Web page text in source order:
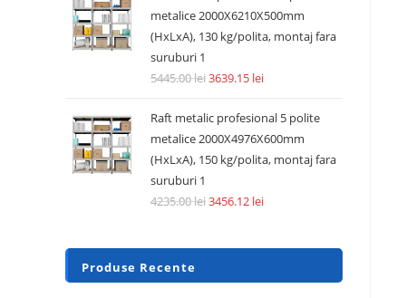
metalice 2000X6210X500mm
(HxLxA), 130 kg/polita, montaj fara
suruburi 1
5445.00lei3639.15 lei
Raft metalic profesional 5 polite
metalice 2000X4976X600mm
(HxLxA), 150 kg/polita, montaj fara
suruburi 1
4235.00lei3456.12 lei
Produse Recente